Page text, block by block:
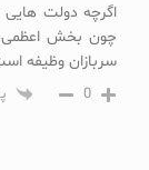
اگرچه دولت
چون بخش اعظمی
سربازان وظیفه
0